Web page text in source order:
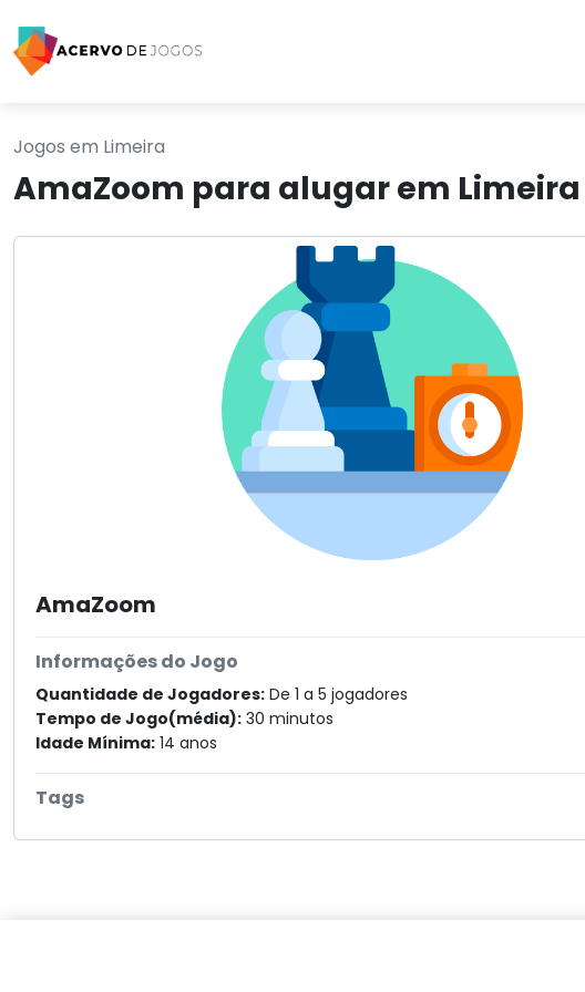
Jogos em Limeira
AmaZoom para alugar em Limeira
AmaZoom
Informações do Jogo
Quantidade de Jogadores: De 1 a 5 jogadores
Tempo de Jogo(média): 30 minutos
Idade Mínima: 14 anos
Tags